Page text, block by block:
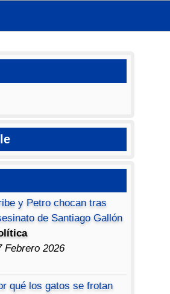
y Petro chocan tras
de Santiago Gallón
Febrero 2026
qué los gatos se frotan